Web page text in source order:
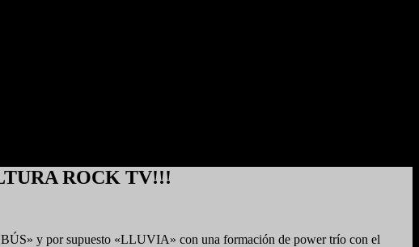
ROCK TV!!!
y por supuesto «LLUVIA» con una formación de power trío con el